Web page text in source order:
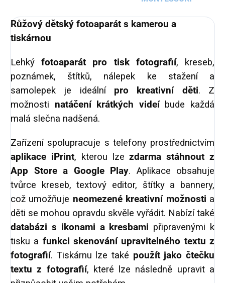
Růžový dětský fotoaparát s kamerou a
tiskárnou
Lehkýfotoaparát pro tisk fotografií, kreseb,
poznámek, štítků, nálepek ke stažení a
samolepek je ideální pro kreativní děti. Z
možnosti natáčení krátkých videíbude každá
malá slečna nadšená.
Zařízení spolupracuje s telefony prostřednictvím
aplikace iPrint, kterou lzezdarma stáhnout z
App Store a Google Play. Aplikace obsahuje
tvůrce kreseb, textový editor, štítky a bannery,
což umožňuje neomezené kreativní možnosti a
děti se mohou opravdu skvěle vyřádit. Nabízí také
databázi s ikonami a kresbami připravenými k
tisku a funkci skenování upravitelného textu z
fotografií. Tiskárnu lze také použít jako čtečku
textu z fotografií, které lze následně upravit a